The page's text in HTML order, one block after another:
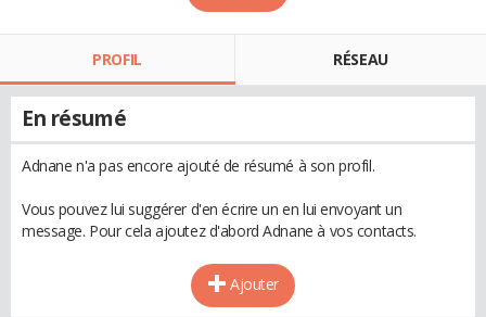
PROFIL RÉSEAU
En résumé
Adnane n'a pas encore ajouté de résumé à son profil.
Vous pouvez lui suggérer d'en écrire un en lui envoyant un
message. Pour cela ajoutez d'abord Adnane à vos contacts.
Ajouter